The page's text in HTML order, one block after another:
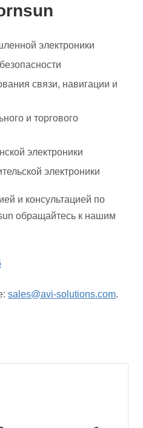
электроники
связи, навигации и
и торгового
электроники
электроники
и консультацией по
обращайтесь к нашим
sales@avi-solutions.com.